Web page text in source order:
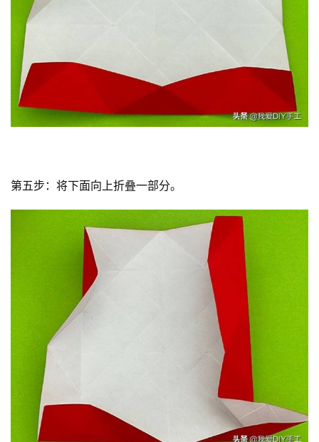
第五步：将下面向上折叠一部分。